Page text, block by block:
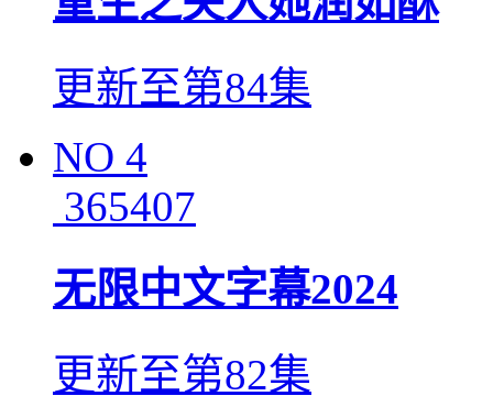
更新至第84集
NO 4
365407
无限中文字幕2024
更新至第82集